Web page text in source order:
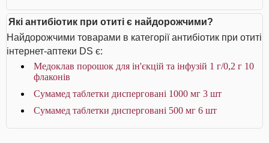
Які антибіотик при отиті є найдорожчими?
Найдорожчими товарами в категорії антибіотик при отиті
інтернет-аптеки DS є:
Медоклав порошок для ін'єкцій та інфузій 1 г/0,2 г 10
флаконів
Сумамед таблетки дисперговані 1000 мг 3 шт
Сумамед таблетки дисперговані 500 мг 6 шт